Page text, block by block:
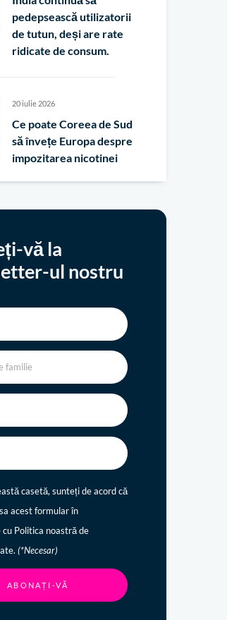
pedepsească utilizatorii
de tutun, deși are rate
ridicate de consum.
20 iulie 2026
Ce poate Coreea de Sud
să învețe Europa despre
impozitarea nicotinei
vă la
ul nostru
casetă, sunteți de acord că
acest formular în
Politica noastră de
(*Necesar)
ABONAȚI-VĂ